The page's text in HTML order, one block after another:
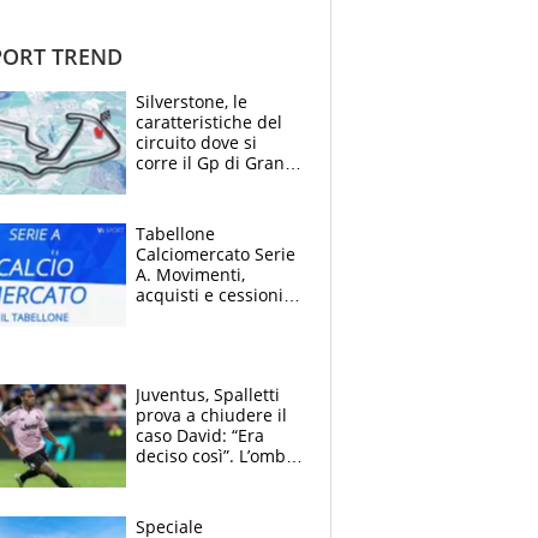
TREND
Silverstone, le
caratteristiche del
circuito dove si
corre il Gp di Gran
Tabellone
Calciomercato Serie
A. Movimenti,
acquisti e cessioni:
Juventus, Spalletti
prova a chiudere il
caso David: “Era
deciso così”. L’ombra
Speciale